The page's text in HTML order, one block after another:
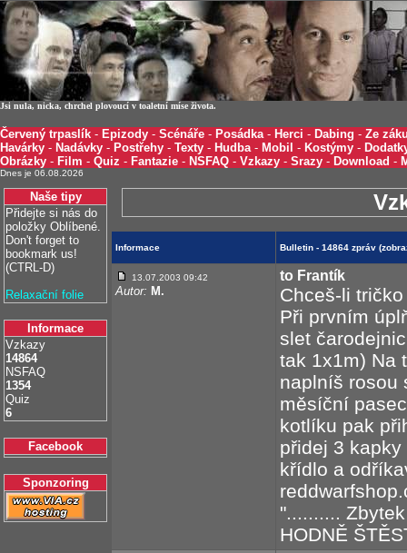
Jsi nula, nicka, chrchel plovoucí v toaletní míse života.
Červený trpaslík - Epizody - Scénáře - Posádka- Herci - Dabing - Ze
Havárky - Nadávky - Postřehy - Texty - Hudba- Mobil - Kostýmy -
Obrázky - Film - Quiz - Fantazie - NSFAQ - Vzkazy - Srazy - Download -
Dnes je 06.08.2026
Naše tipy
Přidejte si nás do
položky Oblíbené.
Don't forget to
bookmark us!
(CTRL-D)
Relaxační folie
Informace
Vzkazy
14864
NSFAQ
1354
Quiz
6
Facebook
Sponzoring
Informace Bulletin - 14864 zpráv
13.07.2003 09:42
Autor: M.
to Frantík
Chceš-li
Při prvním
slet
tak 1x1m) Na
naplníš rosou
měsíční
kotlíku pak
přidej 3
křídlo a
"..........
HODNĚ